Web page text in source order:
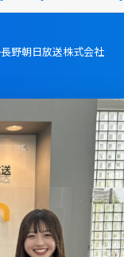
長野朝日放送株式会社